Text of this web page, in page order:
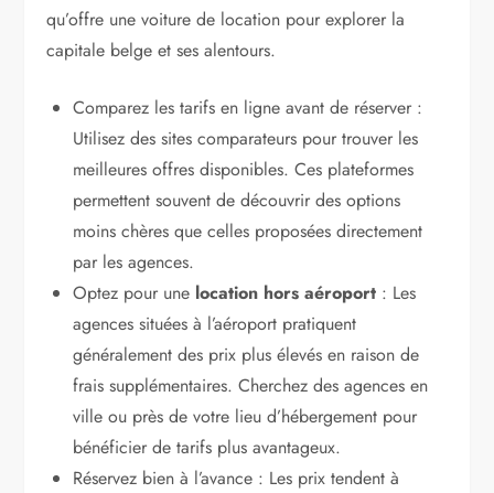
qu’offre une voiture de location pour explorer la
capitale belge et ses alentours.
Comparez les tarifs en ligne avant de réserver :
Utilisez des sites comparateurs pour trouver les
meilleures offres disponibles. Ces plateformes
permettent souvent de découvrir des options
moins chères que celles proposées directement
par les agences.
Optez pour une location hors aéroport : Les
agences situées à l’aéroport pratiquent
généralement des prix plus élevés en raison de
frais supplémentaires. Cherchez des agences en
ville ou près de votre lieu d’hébergement pour
bénéficier de tarifs plus avantageux.
Réservez bien à l’avance : Les prix tendent à